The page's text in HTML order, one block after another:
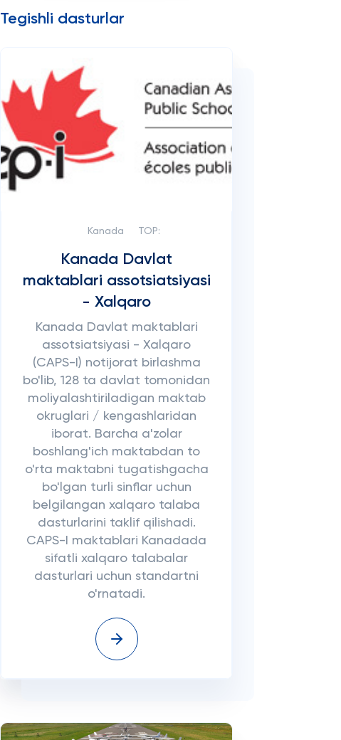
Tegishli dasturlar
Kanada TOP:
Kanada Davlat
maktablari assotsiatsiyasi
- Xalqaro
Kanada Davlat maktablari
assotsiatsiyasi - Xalqaro
(CAPS-I) notijorat birlashma
bo'lib, 128 ta davlat tomonidan
moliyalashtiriladigan maktab
okruglari / kengashlaridan
iborat. Barcha a'zolar
boshlang'ich maktabdan to
o'rta maktabni tugatishgacha
bo'lgan turli sinflar uchun
belgilangan xalqaro talaba
dasturlarini taklif qilishadi.
CAPS-I maktablari Kanadada
sifatli xalqaro talabalar
dasturlari uchun standartni
o'rnatadi.